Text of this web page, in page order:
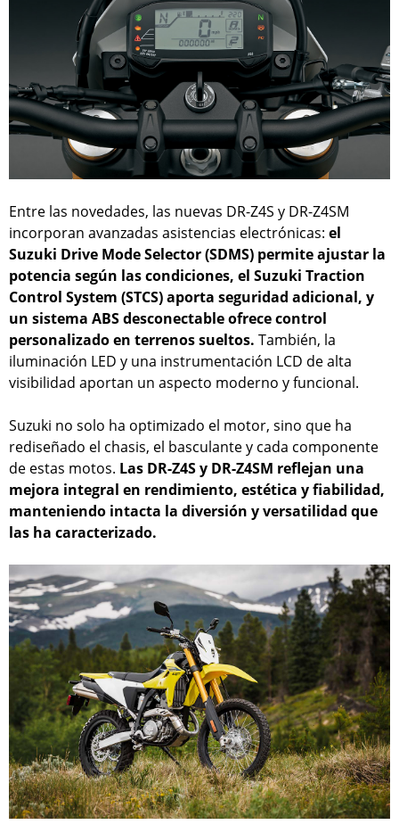
Entre las novedades, las nuevas DR-Z4S y DR-Z4SM
incorporan avanzadas asistencias electrónicas: el
Suzuki Drive Mode Selector (SDMS) permite ajustar la
potencia según las condiciones, el Suzuki Traction
Control System (STCS) aporta seguridad adicional, y
un sistema ABS desconectable ofrece control
personalizado en terrenos sueltos. También, la
iluminación LED y una instrumentación LCD de alta
visibilidad aportan un aspecto moderno y funcional.
Suzuki no solo ha optimizado el motor, sino que ha
rediseñado el chasis, el basculante y cada componente
de estas motos. Las DR-Z4S y DR-Z4SM reflejan una
mejora integral en rendimiento, estética y fiabilidad,
manteniendo intacta la diversión y versatilidad que
las ha caracterizado.